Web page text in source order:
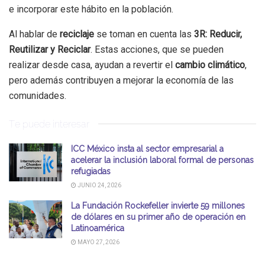
e incorporar este hábito en la población.
Al hablar de reciclaje se toman en cuenta las 3R: Reducir,
Reutilizar y Reciclar. Estas acciones, que se pueden
realizar desde casa, ayudan a revertir el cambio climático,
pero además contribuyen a mejorar la economía de las
comunidades.
Te puede interesar
ICC México insta al sector empresarial a
acelerar la inclusión laboral formal de personas
refugiadas
JUNIO 24, 2026
La Fundación Rockefeller invierte 59 millones
de dólares en su primer año de operación en
Latinoamérica
MAYO 27, 2026